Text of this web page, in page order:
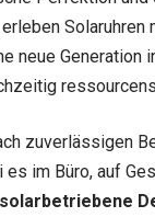
neue
zuverlässigen
im Büro, auf
solarbetriebene